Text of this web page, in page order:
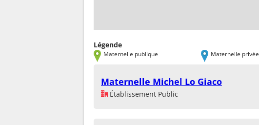
Légende
Maternelle publique Maternelle privée
Maternelle Michel Lo Giaco
Établissement Public